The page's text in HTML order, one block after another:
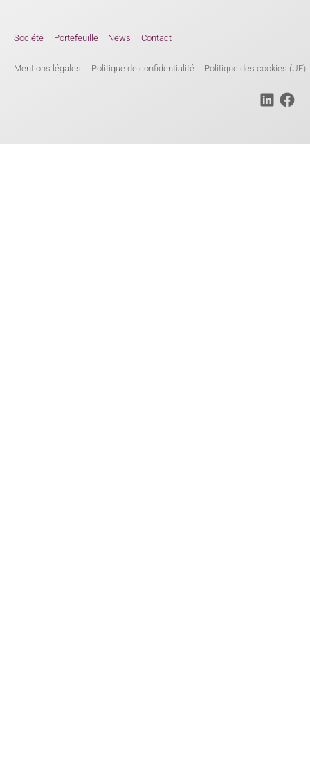
Société Portefeuille News Contact
Mentions légales Politique de confidentialité Politique des cookies (UE)